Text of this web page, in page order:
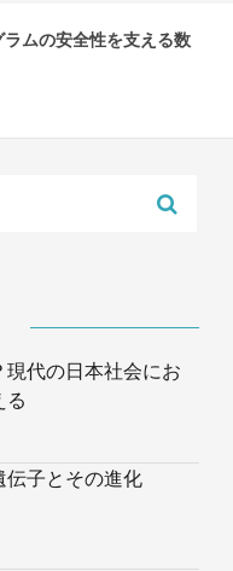
ムの安全性を支える数
代の日本社会にお
る
伝子とその進化